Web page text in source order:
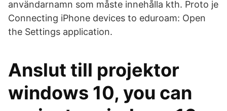
användarnamn som måste innehålla kth. Proto je
Connecting iPhone devices to eduroam: Open
the Settings application.
Anslut till projektor
windows 10, you can